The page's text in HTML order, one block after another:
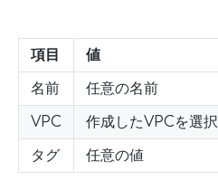
項目 値
名前 任意の名前
VPC 作成したVPCを選択
タグ 任意の値